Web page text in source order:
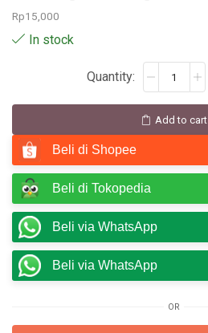
Rp15,000
In stock
Add to cart
Beli di Shopee
Beli di Tokopedia
Beli via WhatsApp
Beli via WhatsApp
OR